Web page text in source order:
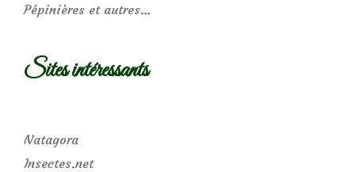
Pépinières et autres…
Sites intéressants
Natagora
Insectes.net